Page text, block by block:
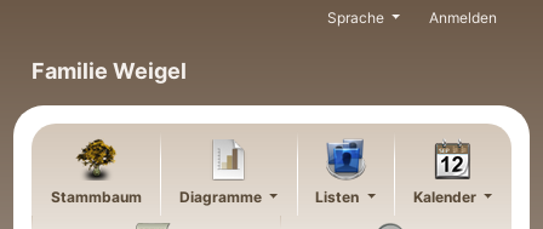
Familie Weigel
Sprache Anmelden
Stammbaum Diagramme Listen Kalender